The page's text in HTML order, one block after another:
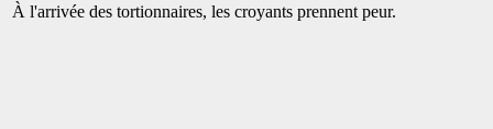
À l'arrivée des tortionnaires, les croyants prennent peur.